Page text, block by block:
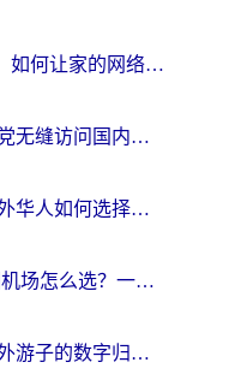
Openwrt 回国：在海外，如何让家的网络触手可及
香港翻墙回内地：海外党无缝访问国内资源的加速器选择全攻略
迅游和回国好用吗？海外华人如何选择靠谱的回国加速器
海外党必看：Clash回国机场怎么选？一篇搞定无缝访问国内资源的全攻略
穿梭和松果哪个好？海外游子的数字归乡路，到底该怎么选